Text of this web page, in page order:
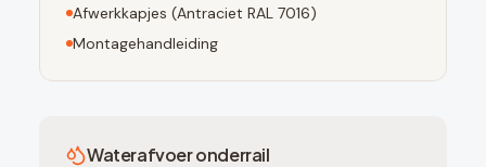
Afwerkkapjes (Antraciet RAL 7016)
Montagehandleiding
Waterafvoer onderrail